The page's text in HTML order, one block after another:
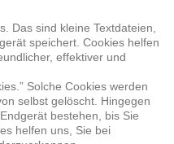
Das sind kleine Textdateien,
speichert. Cookies helfen
effektiver und
Solche Cookies werden
selbst gelöscht. Hingegen
bestehen, bis Sie
helfen uns, Sie bei